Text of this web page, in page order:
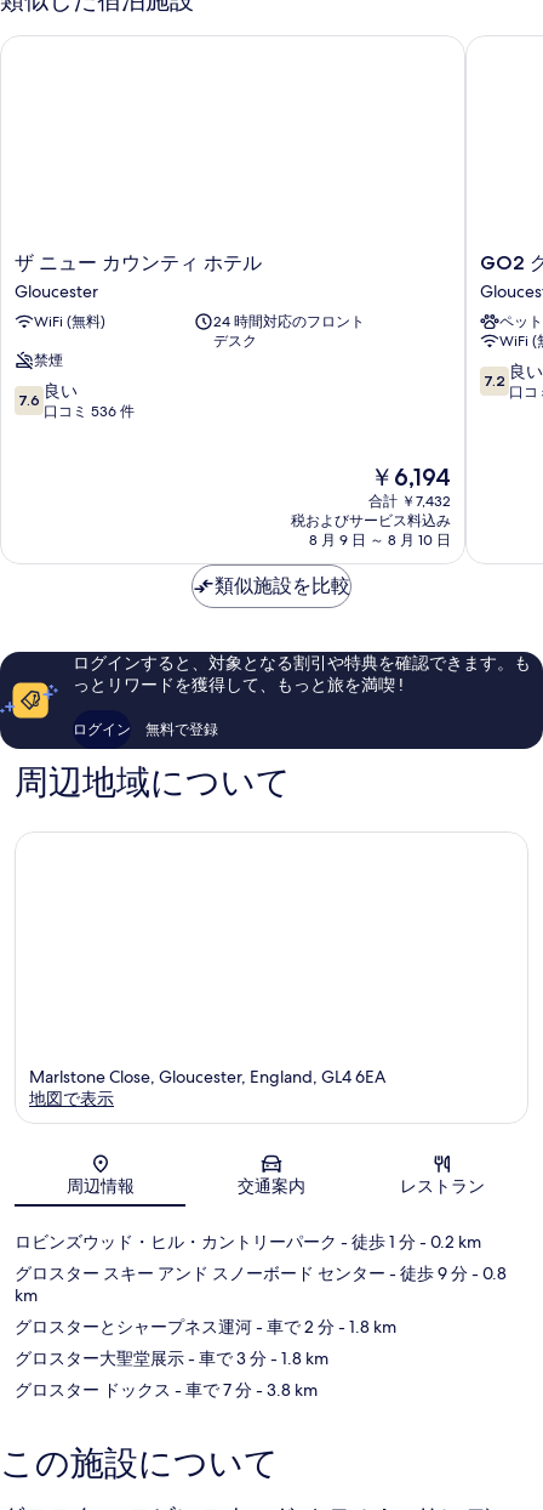
る
て
の
る
ー
の
ザ
ニ
ュ
ー
カ
ウ
ン
テ
ザ ニュー カウンティ ホテル
Gloucester
WiFi (無料)
24 時間対応のフロント
デスク
禁煙
10
段
コ
件
口
コ
7.6 良い
口コミ 536 件
現
在
の
料
金
￥6,194
合計 ￥7,432
税およびサービス料込み
8 月 9 日 ～ 8 月 10 日
ザ ニュー カウンティ ホテル
GO2
グ
ロ
ス
タ
ー
ホ
GO2
ペッ
WiFi (
10
段
ミ
の
口
7.2 良い
口コ
GO2 グ
類似施設を比較
ログインすると、対象となる割引や特典を確認できます。も
っとリワードを獲得して、もっと旅を満喫 !
ログイン 無料で登録
周辺地域について
地図
Marlstone Close, Gloucester, England, GL4 6EA
地図で表示
周辺情報 交通案内 レストラン
ロビンズウッド・ヒル・カントリーパーク - 徒歩 1 分- 0.2 km
グロスター スキー アンド スノーボード センター - 徒歩 9 分- 0.8
km
グロスターとシャープネス運河- 車で 2 分- 1.8 km
グロスター大聖堂展示- 車で 3 分- 1.8 km
グロスター ドックス - 車で 7 分- 3.8 km
この施設について